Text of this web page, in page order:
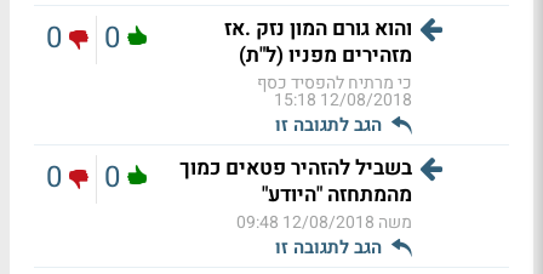
והוא גורם המון נזק .אז
מזהירים מפניו (ל"ת)
כי מרתיח להפסיד כסף
12/08/2018 15:18
הגב לתגובה זו
0
0
בשביל להזהיר פטאים כמוך
מהמתחזה "היודע"
משה 12/08/2018 09:48
הגב לתגובה זו
0
0